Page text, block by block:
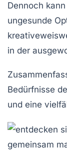
Dennoch
ungesunde
in der
Bedürfnisse
und eine